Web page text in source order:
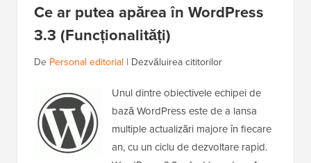
Ce ar putea apărea în WordPress
3.3 (Funcționalități)
De Personal editorial | Dezvăluirea cititorilor
Unul dintre obiectivele echipei de
bază WordPress este de a lansa
multiple actualizări majore în fiecare
an, cu un ciclu de dezvoltare rapid.